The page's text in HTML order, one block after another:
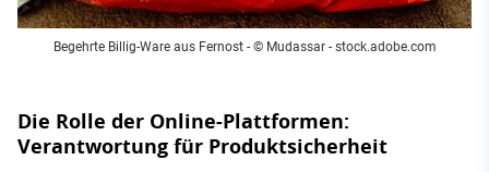
Begehrte Billig-Ware aus Fernost - © Mudassar - stock.adobe.com
Die Rolle der Online-Plattformen:
Verantwortung für Produktsicherheit